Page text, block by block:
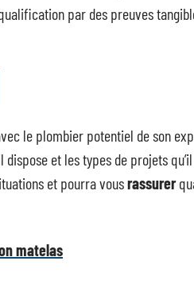
par des preuves
le plombier potentiel de son
et les types de projets
et pourra vousrassurer
matelas